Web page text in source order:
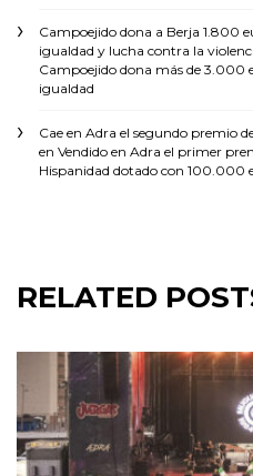
Campoejido dona a Berja 1.800
igualdad y lucha contra la
Campoejido dona más de 3.000
igualdad
Cae en Adra el segundo premio
en Vendido en Adra el primer
Hispanidad dotado con 100.000
RELATED